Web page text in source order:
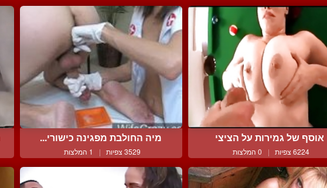
אוסף של גמירות על הציצי
6224 צפיות | 0 המלצות
מיה החולבת מפגינה כישורי...
3529 צפיות | 1 המלצות